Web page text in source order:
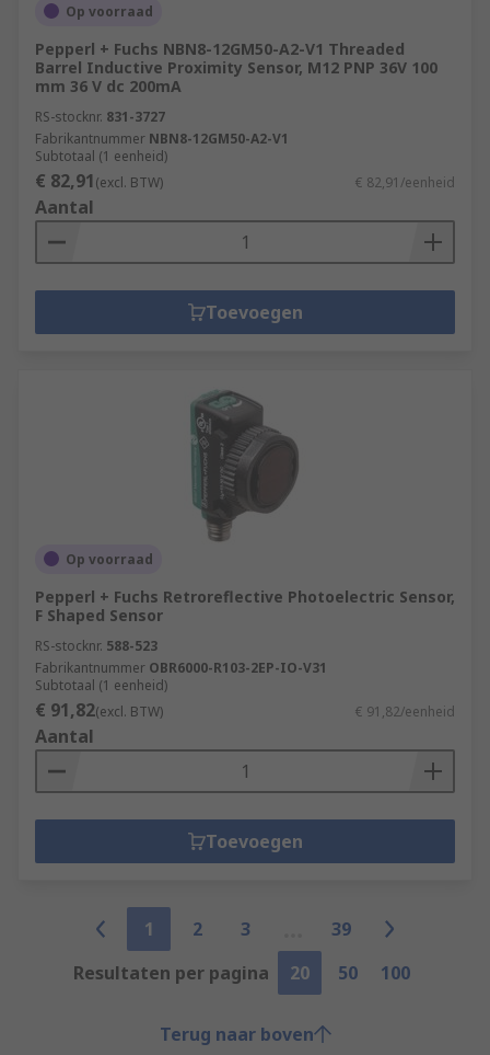
Op voorraad
Pepperl + Fuchs NBN8-12GM50-A2-V1 Threaded
Barrel Inductive Proximity Sensor, M12 PNP 36V 100
mm 36 V dc 200mA
RS-stocknr. 831-3727
Fabrikantnummer NBN8-12GM50-A2-V1
Subtotaal (1 eenheid)
€ 82,91(excl. BTW) € 82,91/eenheid
Aantal
Toevoegen
Op voorraad
Pepperl + Fuchs Retroreflective Photoelectric Sensor,
F Shaped Sensor
RS-stocknr. 588-523
Fabrikantnummer OBR6000-R103-2EP-IO-V31
Subtotaal (1 eenheid)
€ 91,82(excl. BTW) € 91,82/eenheid
Aantal
Toevoegen
1 2 3
39
Resultaten per pagina
20 50 100
Terug naar boven